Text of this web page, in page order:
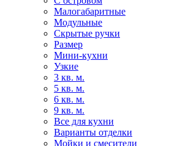
Малогабаритные
Модульные
Скрытые ручки
Размер
Мини-кухни
Узкие
3 кв. м.
5 кв. м.
6 кв. м.
9 кв. м.
Все для кухни
Варианты отделки
Мойки и смесители